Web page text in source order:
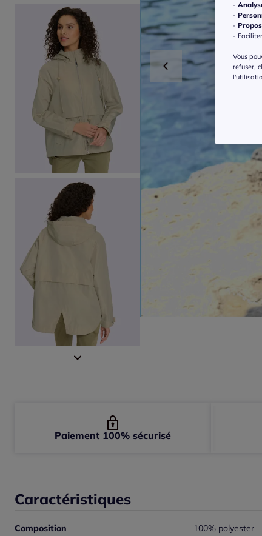
Caractéristiques
Composition
100% polyester
Paiement 100% sécurisé
-
-
-
-
Vous
refuser,